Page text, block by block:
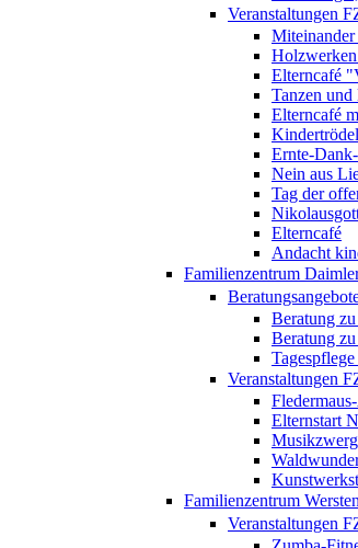
Veranstaltungen
Elterncafé
Tanzen
Elterncafé
Kindertrödel
Ernte-
Nein aus
Tag der
Elterncafé
Andacht
Familienzentrum
Beratung
Beratung
Veranstaltungen
Elternstart
Familienzentrum Wersten
Veranstaltungen